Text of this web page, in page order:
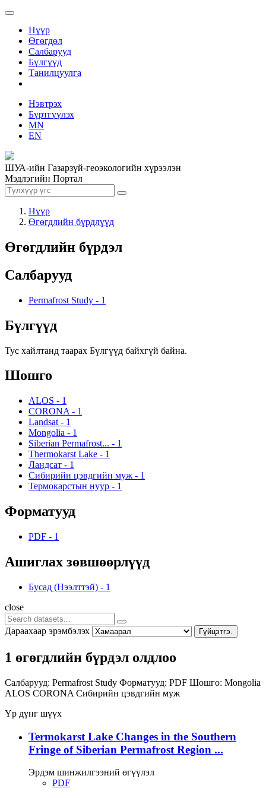
Нүүр
Өгөгдөл
Салбарууд
Бүлгүүд
Танилцуулга
Нэвтрэх
Бүртгүүлэх
MN
EN
ШУА-ийн Газарзүй-геоэкологийн хүрээлэн
Мэдлэгийн Портал
Нүүр
Өгөгдлийн бүрдлүүд
Өгөгдлийн бүрдэл
Салбарууд
Permafrost Study - 1
Бүлгүүд
Тус хайлтанд таарах Бүлгүүд байхгүй байна.
Шошго
ALOS - 1
CORONA - 1
Landsat - 1
Mongolia - 1
Siberian Permafrost... - 1
Thermokarst Lake - 1
Ландсат - 1
Сибирийн цэвдгийн муж - 1
Термокарстын нуур - 1
Форматууд
PDF - 1
Ашиглах зөвшөөрлүүд
Бусад (Нээлттэй) - 1
close
Дараахаар эрэмбэлэх Гүйцэтгэ.
1 өгөгдлийн бүрдэл олдлоо
Салбарууд: Permafrost Study Форматууд: PDF Шошго: Mongolia
ALOS CORONA Сибирийн цэвдгийн муж
Үр дүнг шүүх
Termokarst Lake Changes in the Southern
Fringe of Siberian Permafrost Region ...
Эрдэм шинжилгээний өгүүлэл
PDF